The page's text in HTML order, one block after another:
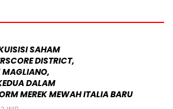
SAHAM
DISTRICT,
MAGLIANO,
DALAM
MEREK MEWAH ITALIA BARU